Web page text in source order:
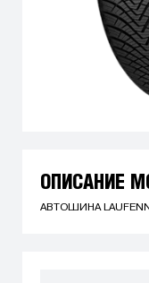
ОПИСАНИЕ
АВТОШИНА LAUFENN